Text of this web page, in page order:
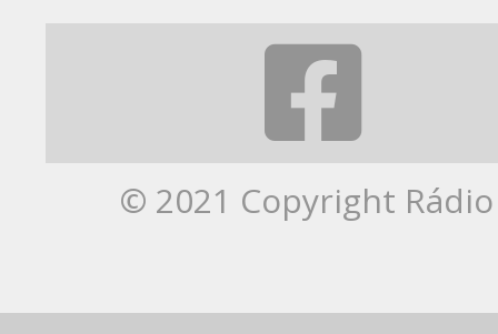
© 2021 Copyright